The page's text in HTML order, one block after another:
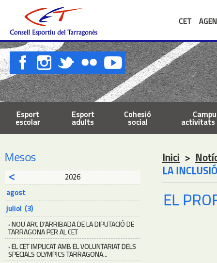
CET
Esport
escolar
Esport
adults
Cohesió
social activitats
Mesos
2026
agost
juliol (3)
·NOU ARC D’ARRIBADA DE LA DIPUTACIÓ DE
TARRAGONA PER AL CET
·EL CET IMPLICAT AMB EL VOLUNTARIAT DELS
SPECIALS OLYMPICS TARRAGONA...
Inici >
LA INCLUSIÓ
EL